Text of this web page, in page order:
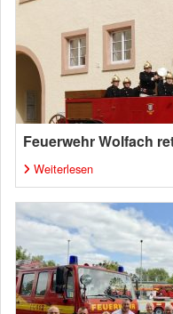
Feuerwehr Wolfach
Weiterlesen